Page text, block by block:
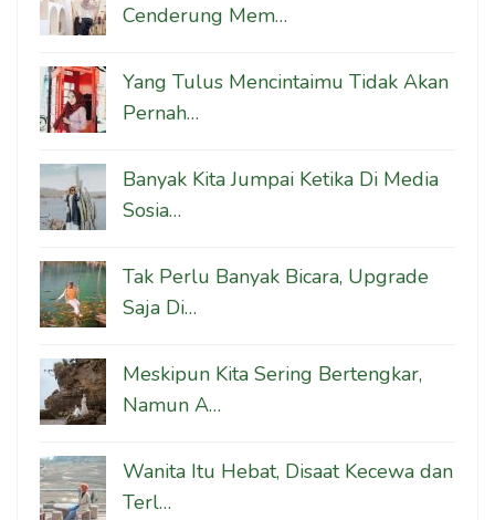
Cenderung Mem…
Yang Tulus Mencintaimu Tidak Akan
Pernah…
Banyak Kita Jumpai Ketika Di Media
Sosia…
Tak Perlu Banyak Bicara, Upgrade
Saja Di…
Meskipun Kita Sering Bertengkar,
Namun A…
Wanita Itu Hebat, Disaat Kecewa dan
Terl…